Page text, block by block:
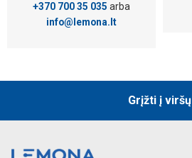
+370 700 35 035 arba
info@lemona.lt
Grįžti į viršų